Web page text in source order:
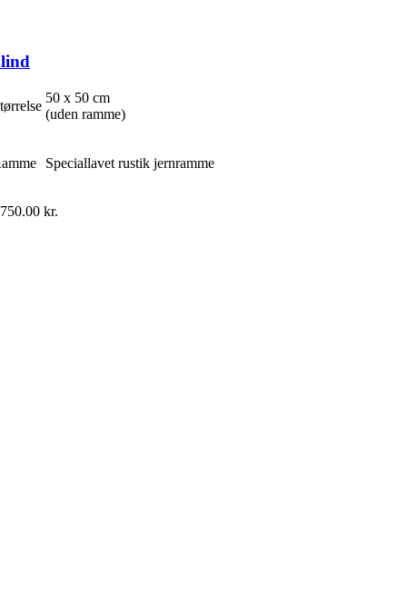
50 x 50 cm
(uden ramme)
Speciallavet rustik jernramme
kr.